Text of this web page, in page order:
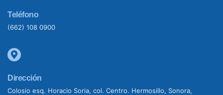
Teléfono
(662) 108 0900
Dirección
Colosio esq. Horacio Soria, col. Centro. Hermosillo, Sonora,